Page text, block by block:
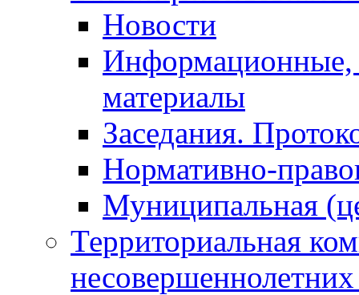
Новости
Информационные,
материалы
Заседания.
Нормативно-
Муниципальная
Территориальная